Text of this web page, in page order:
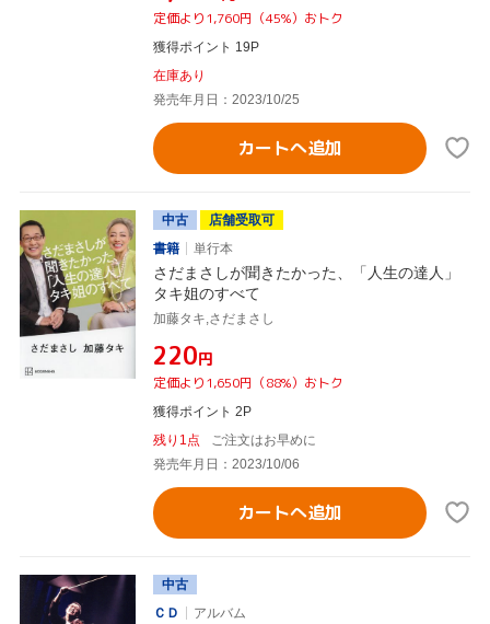
定価より1,760円（45%）おトク
獲得ポイント 19P
在庫あり
発売年月日：2023/10/25
カートへ追加
中古
店舗受取可
書籍
単行本
さだまさしが聞きたかった、「人生の達人」
タキ姐のすべて
加藤タキ,さだまさし
¥220円
定価より1,650円（88%）おトク
獲得ポイント 2P
残り1点
ご注文はお早めに
発売年月日：2023/10/06
カートへ追加
中古
ＣＤ
アルバム